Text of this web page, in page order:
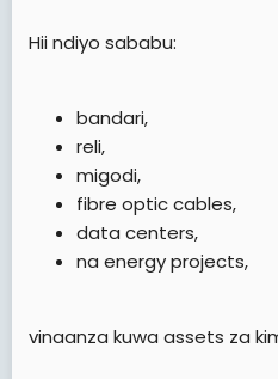
Hii ndiyo sababu:
bandari,
reli,
migodi,
fibre optic cables,
data centers,
na energy projects,
vinaanza kuwa assets za